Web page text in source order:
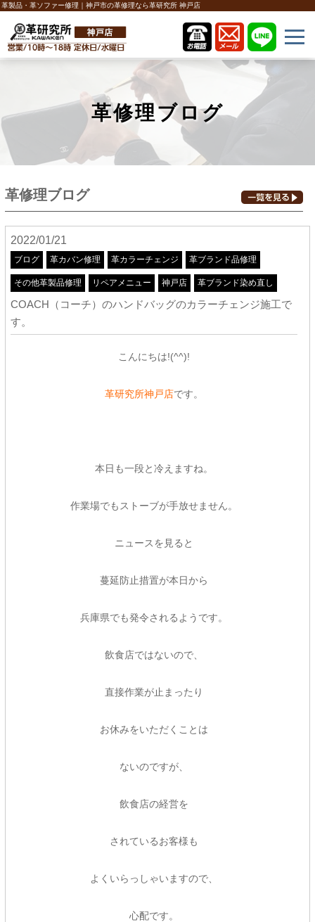
革製品・革ソファー修理｜神戸市の革修理なら革研究所 神戸店
革修理ブログ
革修理ブログ
2022/01/21
ブログ 革カバン修理 革カラーチェンジ 革ブランド品修理
その他革製品修理 リペアメニュー 神戸店 革ブランド染め直し
COACH（コーチ）のハンドバッグのカラーチェンジ施工で
す。
こんにちは!(^^)!
革研究所神戸店です。
本日も一段と冷えますね。
作業場でもストーブが手放せません。
ニュースを見ると
蔓延防止措置が本日から
兵庫県でも発令されるようです。
飲食店ではないので、
直接作業が止まったり
お休みをいただくことは
ないのですが、
飲食店の経営を
されているお客様も
よくいらっしゃいますので、
心配です。